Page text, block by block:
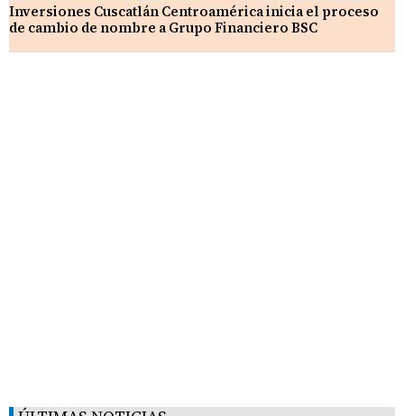
Inversiones Cuscatlán Centroamérica inicia el proceso
de cambio de nombre a Grupo Financiero BSC